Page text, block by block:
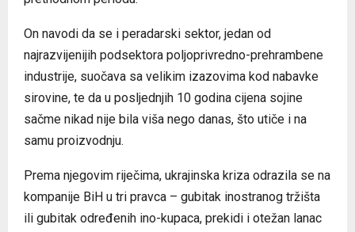
On navodi da se i peradarski sektor, jedan od
najrazvijenijih podsektora poljoprivredno-prehrambene
industrije, suočava sa velikim izazovima kod nabavke
sirovine, te da u posljednjih 10 godina cijena sojine
sačme nikad nije bila viša nego danas, što utiče i na
samu proizvodnju.
Prema njegovim riječima, ukrajinska kriza odrazila se na
kompanije BiH u tri pravca – gubitak inostranog tržišta
ili gubitak određenih ino-kupaca, prekidi i otežan lanac